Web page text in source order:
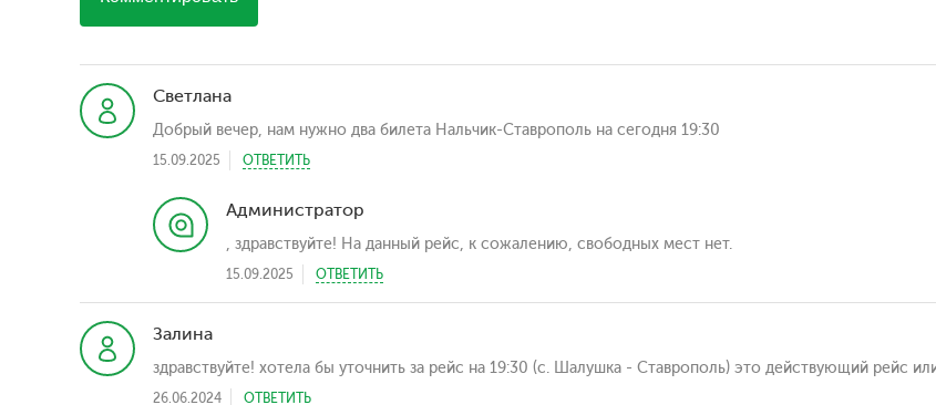
Светлана
Добрый вечер, нам нужно два билета Нальчик-Ставрополь на сегодня 19:30
15.09.2025 ОТВЕТИТЬ
Администратор
, здравствуйте! На данный рейс, к сожалению, свободных мест нет.
15.09.2025 ОТВЕТИТЬ
Залина
здравствуйте! хотела бы уточнить за рейс на 19:30 (с. Шалушка - Ставрополь) это действующий рейс
26.06.2024 ОТВЕТИТЬ